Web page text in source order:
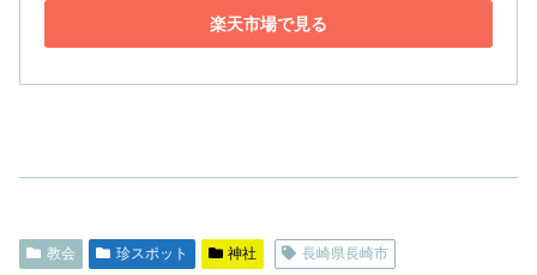
楽天市場で見る
教会 珍スポット 神社 長崎県長崎市